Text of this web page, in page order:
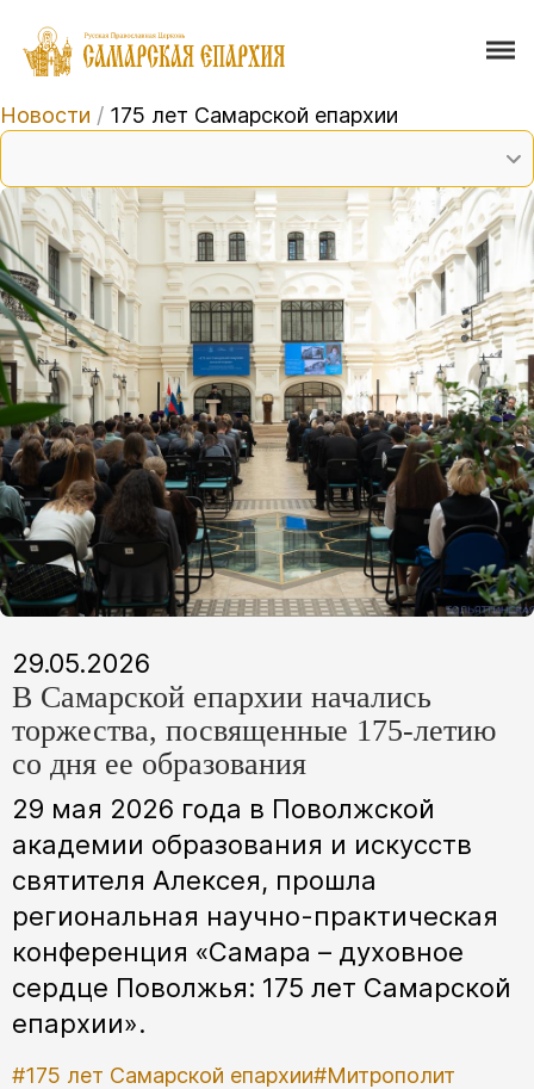
Новости / 175 лет Самарской епархии
29.05.2026
В Самарской епархии начались
торжества, посвященные 175-летию
со дня ее образования
29 мая 2026 года в Поволжской
академии образования и искусств
святителя Алексея, прошла
региональная научно-практическая
конференция «Самара – духовное
сердце Поволжья: 175 лет Самарской
епархии».
#175 лет Самарской епархии#Митрополит